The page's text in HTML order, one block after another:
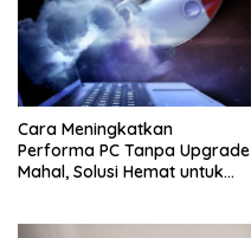
Cara Meningkatkan
Performa PC Tanpa Upgrade
Mahal, Solusi Hemat untuk